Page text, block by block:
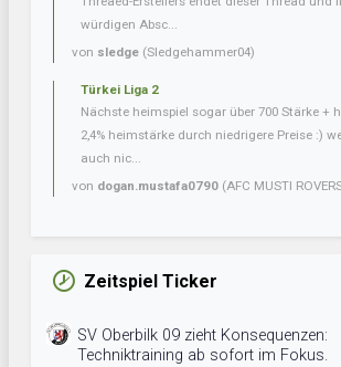
würdigen Absc...
von sledge (Sledgehammer04)
Türkei Liga 2
Nächste heimspiel sogar über 700 Stärke +
2,4% heimstärke durch niedrigere Preise :)
auch nic...
von dogan.mustafa0790 (AFC MUSTI
Zeitspiel Ticker
SV Oberbilk 09 zieht Konsequenzen:
Techniktraining ab sofort im Fokus.